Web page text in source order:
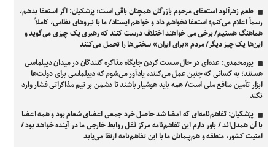
طعم زهرآلود استعفای مرحوم بازرگان همچنان باقی است؛ پزشکیان: اگر استعفا بدهم،
رسماً اعلام می‌کنم؛ استعفا نخواهم داد و خواهم ایستاد/ ما با نیروهای نظامی، کاملاً
هماهنگ هستیم/ برخی می خواهند اختلاف درست کنند که رهبری یک چیزی می‌گوید و
این‌ها یک چیز دیگر/ مردم «برای ایران» سختی‌ها را تحمل می‌کنند
پورمحمدی: عده‌ای در حال سست کردن جایگاه مذاکره کنندگان در میدان دیپلماسی
هستند؛ به کسانی که چنین عمل می‌کنند، یادآور می‌شوم که دیپلماسی برای دولت‌ها
ابزار تأمین منافع ملی است/ همه باید هوشیار باشند تا دشمن بر تیم مذاکراتی فشار وارد
نکند
پزشکیان: تفاهم‌نامه‌ای که امضا شد حاصل خرد جمعی اعضای شعام بود و همه اعضا
با آن همدل‌اند / باور دارم این تفاهم‌نامه مرکز ثقل روابط خارجی ما در آینده خواهد بود /
امنیت کشور، منطقه و هم‌پیمانان ما با این تفاهم‌نامه ارتقا می‌یابد